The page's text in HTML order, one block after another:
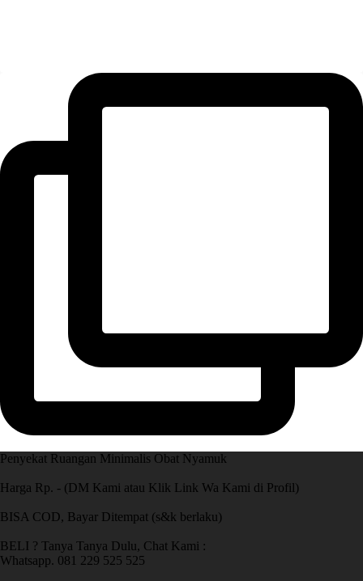
Penyekat Ruangan Minimalis Obat Nyamuk
Harga Rp. - (DM Kami atau Klik Link Wa Kami di Profil)
BISA COD, Bayar Ditempat (s&k berlaku)
BELI ? Tanya Tanya Dulu, Chat Kami :
Whatsapp. 081 229 525 525